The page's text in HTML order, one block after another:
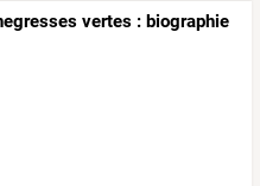
vertes : biographie